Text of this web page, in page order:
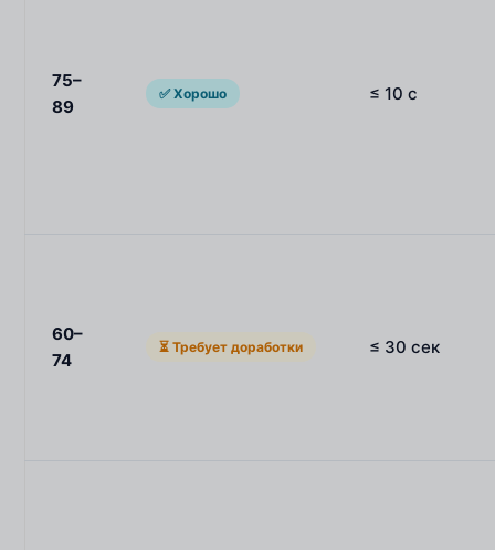
75–
89
✅ Хорошо ≤ 10 с
60–
74
⏳ Требует доработки ≤ 30 сек